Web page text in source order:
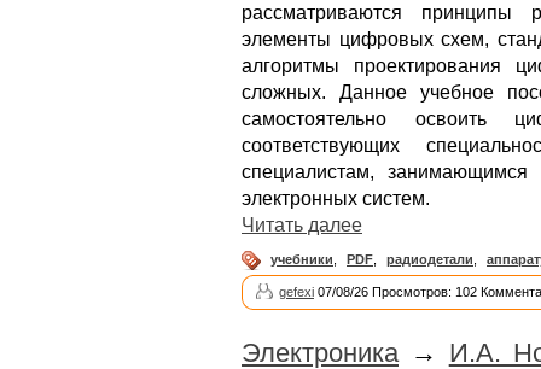
рассматриваются принципы
элементы цифровых схем,
алгоритмы проектирования
сложных. Данное учебное
самостоятельно освоить
соответствующих
специалистам,
электронных систем.
Читать далее
учебники PDF радиодетали
gefexi 07/08/26 Просмотров: 102
Электроника→ И.А.